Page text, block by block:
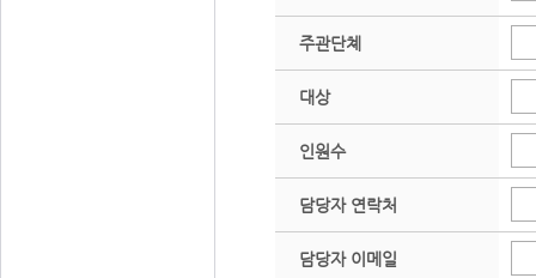
주관단쳬
대상
인원수
담당자 연락처
담당자 이메일